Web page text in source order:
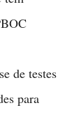
de testes
para